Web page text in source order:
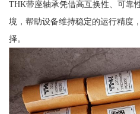
THK带座轴承凭借高互换性、可靠
境，帮助设备维持稳定的运行精度
择。